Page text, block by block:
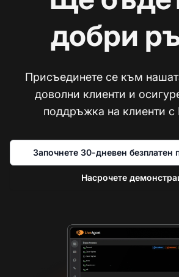
добри
Присъединете се към
доволни клиенти и
поддръжка на клиенти с
Започнете 30-дневен безплатен
Насрочете